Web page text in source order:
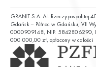
ul. Chałubińskiego
GRANIT S.A. Al. Rzeczypospolitej
Gdańsk – Północ w Gdańsku, VII
0000909148, NIP: 5842806290,
000 000,00 zł, opłacony w całości